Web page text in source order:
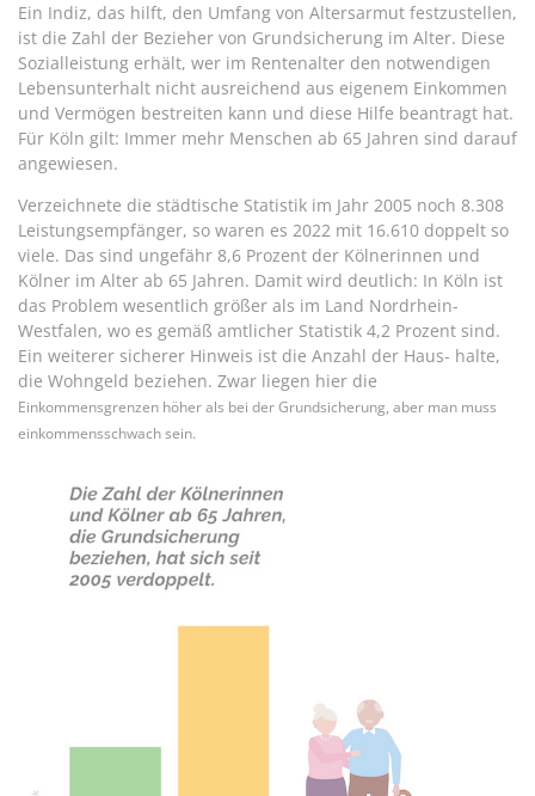
Ein Indiz, das hilft, den Umfang von Altersarmut festzustellen,
ist die Zahl der Bezieher von Grundsicherung im Alter. Diese
Sozialleistung erhält, wer im Rentenalter den notwendigen
Lebensunterhalt nicht ausreichend aus eigenem Einkommen
und Vermögen bestreiten kann und diese Hilfe beantragt hat.
Für Köln gilt: Immer mehr Menschen ab 65 Jahren sind darauf
angewiesen.
Verzeichnete die städtische Statistik im Jahr 2005 noch 8.308
Leistungsempfänger, so waren es 2022 mit 16.610 doppelt so
viele. Das sind ungefähr 8,6 Prozent der Kölnerinnen und
Kölner im Alter ab 65 Jahren. Damit wird deutlich: In Köln ist
das Problem wesentlich größer als im Land Nordrhein-
Westfalen, wo es gemäß amtlicher Statistik 4,2 Prozent sind.
Ein weiterer sicherer Hinweis ist die Anzahl der Haus- halte,
die Wohngeld beziehen. Zwar liegen hier die
Einkommensgrenzen höher als bei der Grundsicherung, aber man muss
einkommensschwach sein.